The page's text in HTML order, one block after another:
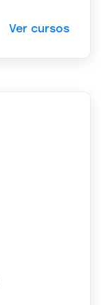
Ver cursos